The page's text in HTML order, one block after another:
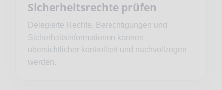
Sicherheitsrechte prüfen
Delegierte Rechte, Berechtigungen und
Sicherheitsinformationen können
übersichtlicher kontrolliert und nachvollzogen
werden.